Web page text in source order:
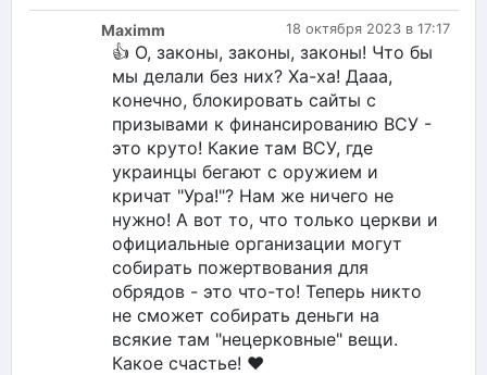
18 октября 2023 в 17:17
Maximm
👍 О, законы, законы, законы! Что бы
мы делали без них? Ха-ха! Дааа,
конечно, блокировать сайты с
призывами к финансированию ВСУ -
это круто! Какие там ВСУ, где
украинцы бегают с оружием и
кричат "Ура!"? Нам же ничего не
нужно! А вот то, что только церкви и
официальные организации могут
собирать пожертвования для
обрядов - это что-то! Теперь никто
не сможет собирать деньги на
всякие там "нецерковные" вещи.
Какое счастье! ❤️